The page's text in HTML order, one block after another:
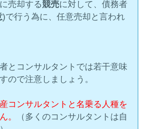
に売却する競売に対して、債務者
)で行う為に、任意売却と言われ
とコンサルタントでは若干意味
ので注意しましょう。
コンサルタントと名乗る人種を
。
（多くのコンサルタントは自